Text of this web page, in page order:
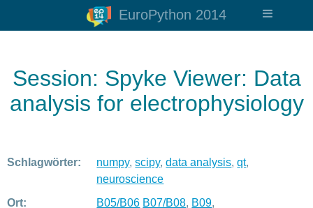
EuroPython 2014
Session: Spyke Viewer: Data
analysis for electrophysiology
Schlagwörter: numpy,scipy,data analysis,qt,
neuroscience
Ort:
B05/B06 B07/B08, B09,